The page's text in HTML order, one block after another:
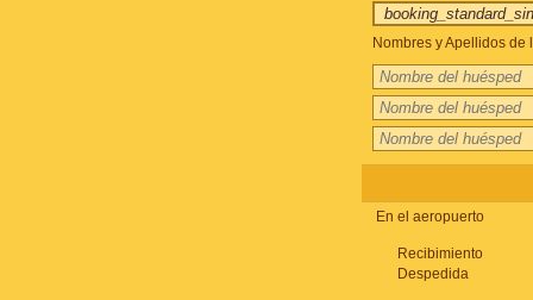
Nombres y Apellidos
En el aeropuerto
Recibimiento
Despedida